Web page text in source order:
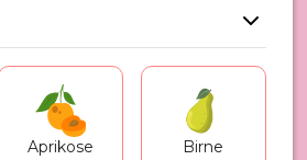
Aprikose Birne